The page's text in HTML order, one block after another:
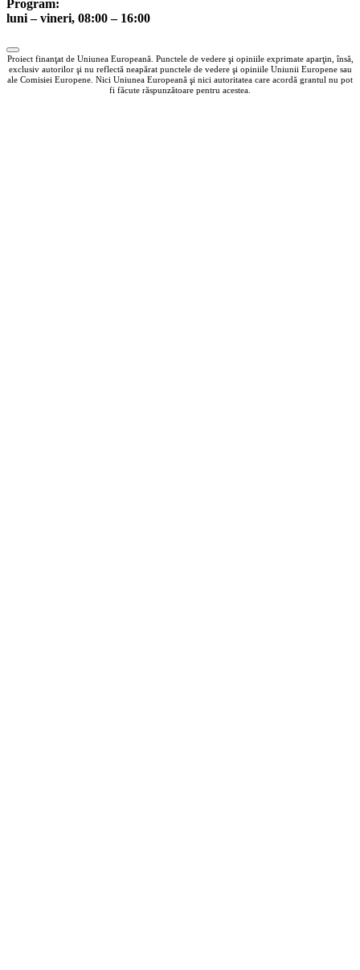
Program:
luni – vineri, 08:00 – 16:00
Proiect finanţat de Uniunea Europeană. Punctele de vedere şi opiniile exprimate aparţin, însă,
exclusiv autorilor şi nu reflectă neapărat punctele de vedere şi opiniile Uniunii Europene sau
ale Comisiei Europene. Nici Uniunea Europeană şi nici autoritatea care acordă grantul nu pot
fi făcute răspunzătoare pentru acestea.